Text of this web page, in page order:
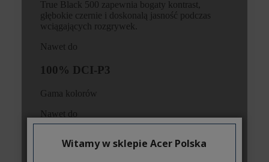
Witamy w sklepie Acer Polska